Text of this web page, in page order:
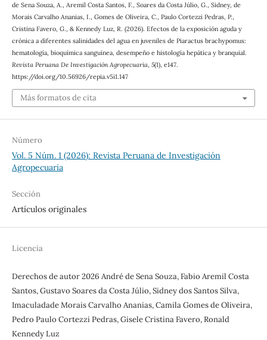
de Sena Souza, A., Aremil Costa Santos, F., Soares da Costa Júlio, G., Sidney, de
Morais Carvalho Ananias, I., Gomes de Oliveira, C., Paulo Cortezzi Pedras, P.,
Cristina Favero, G., & Kennedy Luz, R. (2026). Efectos de la exposición aguda y
crónica a diferentes salinidades del agua en juveniles de Piaractus brachypomus:
hematología, bioquímica sanguínea, desempeño e histología hepática y branquial.
Revista Peruana De Investigación Agropecuaria, 5(1), e147.
https://doi.org/10.56926/repia.v5i1.147
Más formatos de cita
Número
Vol. 5 Núm. 1 (2026): Revista Peruana de Investigación
Agropecuaria
Sección
Artículos originales
Licencia
Derechos de autor 2026 André de Sena Souza, Fabio Aremil Costa
Santos, Gustavo Soares da Costa Júlio, Sidney dos Santos Silva,
Imaculadade Morais Carvalho Ananias, Camila Gomes de Oliveira,
Pedro Paulo Cortezzi Pedras, Gisele Cristina Favero, Ronald
Kennedy Luz